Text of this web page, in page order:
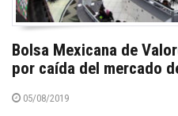
Bolsa Mexicana de
por caída del mercado
05/08/2019